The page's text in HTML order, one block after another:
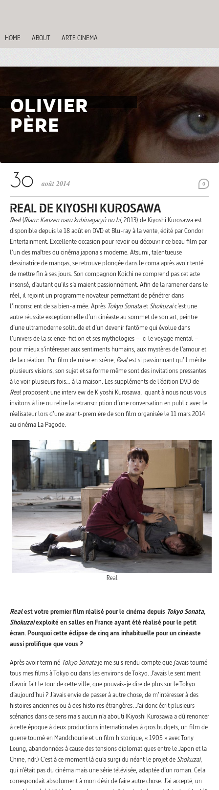
HOME ABOUT ARTE CINEMA
OLIVIER
PÈRE
0
août 2014
REAL DE KIYOSHI KUROSAWA
Real(Riaru: Kanzen naru kubinagaryû no hi, 2013) de Kiyoshi Kurosawa est
disponible depuis le 18 août en DVD et Blu-ray à la vente, édité par Condor
Entertainment. Excellente occasion pour revoir ou découvrir ce beau film par
l’un des maîtres du cinéma japonais moderne. Atsumi, talentueuse
dessinatrice de mangas, se retrouve plongée dans le coma après avoir tenté
de mettre fin à ses jours. Son compagnon Koichi ne comprend pas cet acte
insensé, d’autant qu’ils s’aimaient passionnément. Afin de la ramener dans le
réel, il rejoint un programme novateur permettant de pénétrer dans
l’inconscient de sa bien-aimée. Après Tokyo SonataetShokuzaic’est une
autre réussite exceptionnelle d’un cinéaste au sommet de son art, peintre
d’une ultramoderne solitude et d’un devenir fantôme qui évolue dans
l’univers de la science-fiction et ses mythologies – ici le voyage mental –
pour mieux s’intéresser aux sentiments humains, aux mystères de l’amour et
de la création. Pur film de mise en scène, Realest si passionnant qu’il mérite
plusieurs visions, son sujet et sa forme même sont des invitations pressantes
à le voir plusieurs fois… à la maison. Les suppléments de l’édition DVD de
Real proposent une interview de Kiyoshi Kurosawa, quant à nous nous vous
invitons à lire ou relire la retranscription d’une conversation en public avec le
réalisateur lors d’une avant-première de son film organisée le 11 mars 2014
au cinéma La Pagode.
Real
Realest votre premier film réalisé pour le cinéma depuis Tokyo Sonata,
Shokuzaiexploité en salles en France ayant été réalisé pour le petit
écran. Pourquoi cette éclipse de cinq ans inhabituelle pour un cinéaste
aussi prolifique que vous ?
Après avoir terminé Tokyo Sonataje me suis rendu compte que j’avais tourné
tous mes films à Tokyo ou dans les environs de Tokyo. J’avais le sentiment
d’avoir fait le tour de cette ville, que pouvais-je dire de plus sur le Tokyo
d’aujourd’hui ? J’avais envie de passer à autre chose, de m’intéresser à des
histoires anciennes ou à des histoires étrangères. J’ai donc écrit plusieurs
scénarios dans ce sens mais aucun n’a abouti (Kiyoshi Kurosawa a dû renoncer
à cette époque à deux productions internationales à gros budgets, un film de
guerre tourné en Mandchourie et un film historique, « 1905 » avec Tony
Leung, abandonnées à cause des tensions diplomatiques entre le Japon et la
Chine, ndr.) C’est à ce moment là qu’a surgi du néant le projet de Shokuzai,
qui n’était pas du cinéma mais une série télévisée, adaptée d’un roman. Cela
correspondait absolument à mon désir de faire autre chose. J’ai accepté, un